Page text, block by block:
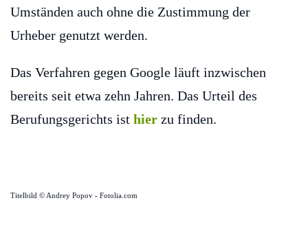
Umständen auch ohne die Zustimmung der
Urheber genutzt werden.
Das Verfahren gegen Google läuft inzwischen
bereits seit etwa zehn Jahren. Das Urteil des
Berufungsgerichts ist hier zu finden.
Titelbild © Andrey Popov - Fotolia.com